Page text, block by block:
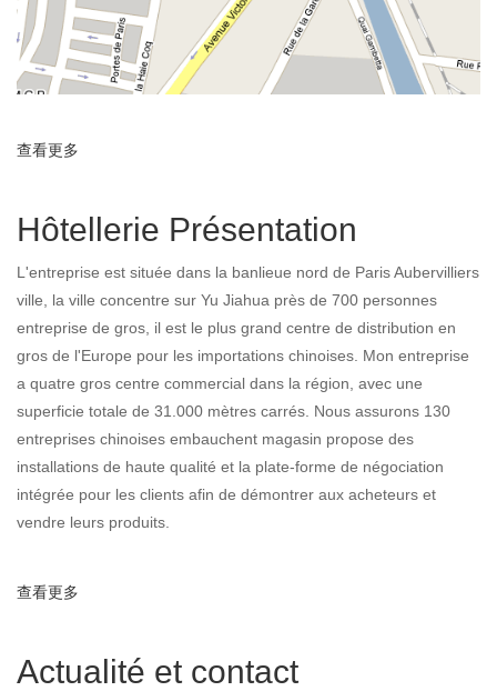
查看更多
Hôtellerie Présentation
L'entreprise est située dans la banlieue nord de Paris Aubervilliers
ville, la ville concentre sur Yu Jiahua près de 700 personnes
entreprise de gros, il est le plus grand centre de distribution en
gros de l'Europe pour les importations chinoises. Mon entreprise
a quatre gros centre commercial dans la région, avec une
superficie totale de 31.000 mètres carrés. Nous assurons 130
entreprises chinoises embauchent magasin propose des
installations de haute qualité et la plate-forme de négociation
intégrée pour les clients afin de démontrer aux acheteurs et
vendre leurs produits.
查看更多
Actualité et contact